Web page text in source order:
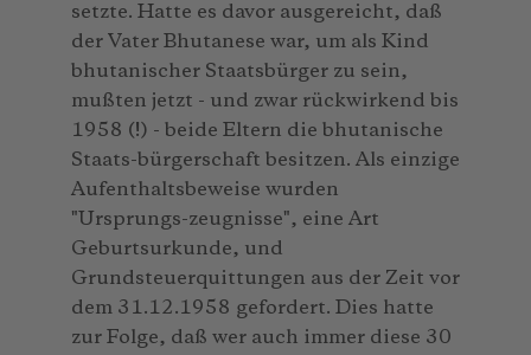
setzte. Hatte es davor ausgereicht, daß
der Vater Bhutanese war, um als Kind
bhutanischer Staatsbürger zu sein,
mußten jetzt - und zwar rückwirkend bis
1958 (!) - beide Eltern die bhutanische
Staats-bürgerschaft besitzen. Als einzige
Aufenthaltsbeweise wurden
"Ursprungs-zeugnisse", eine Art
Geburtsurkunde, und
Grundsteuerquittungen aus der Zeit vor
dem 31.12.1958 gefordert. Dies hatte
zur Folge, daß wer auch immer diese 30